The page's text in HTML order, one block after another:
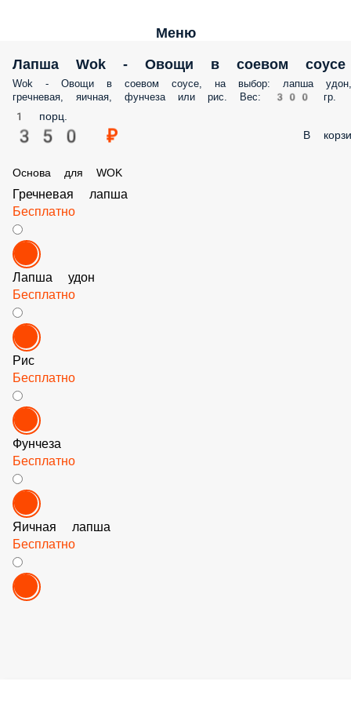
Меню
Лапша Wok - Овощи в соевом соусе
Wok - Овощи в соевом соусе, на выбор: лапша удон,
гречневая, яичная, фунчеза или рис. Вес: 300 гр.
1 порц.
350 ₽ В
Основа для WOK
Гречневая лапша
Бесплатно
Лапша удон
Бесплатно
Рис
Бесплатно
Фунчеза
Бесплатно
Яичная лапша
Бесплатно